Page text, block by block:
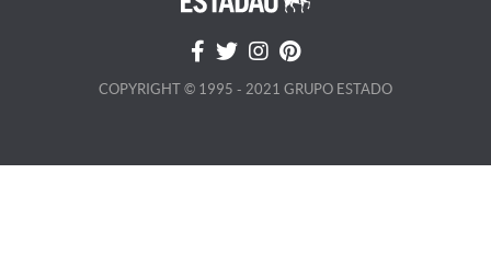
COPYRIGHT © 1995 - 2021 GRUPO ESTADO